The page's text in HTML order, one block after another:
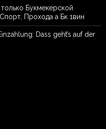
Букмекерской
Прохода а Бк 1вин
Dass geht’s auf der